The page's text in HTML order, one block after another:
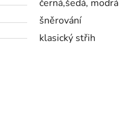
černá,šedá, modrá
šněrování
klasický střih